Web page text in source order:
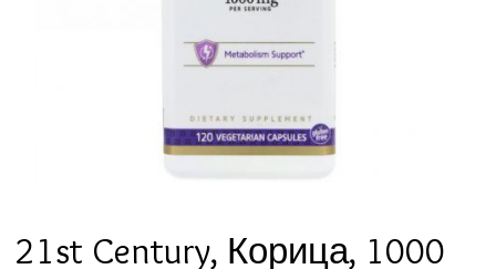
21st Century, Корица, 1000